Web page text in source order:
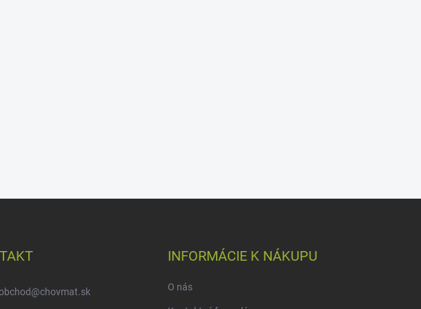
@chovmat.sk
INFORMÁCIE K NÁKUPU
O nás